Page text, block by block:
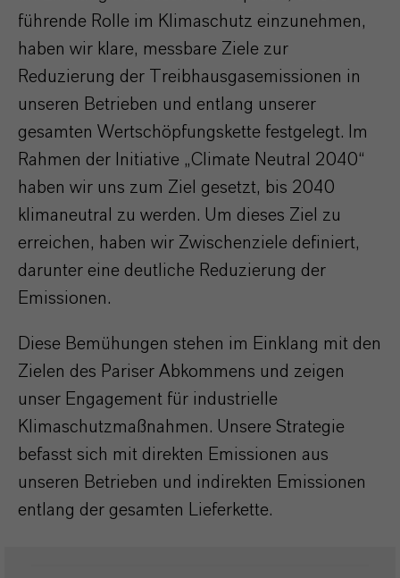
führende Rolle im Klimaschutz einzunehmen,
haben wir klare, messbare Ziele zur
Reduzierung der Treibhausgasemissionen in
unseren Betrieben und entlang unserer
gesamten Wertschöpfungskette festgelegt. Im
Rahmen der Initiative „Climate Neutral 2040“
haben wir uns zum Ziel gesetzt, bis 2040
klimaneutral zu werden. Um dieses Ziel zu
erreichen, haben wir Zwischenziele definiert,
darunter eine deutliche Reduzierung der
Emissionen.
Diese Bemühungen stehen im Einklang mit den
Zielen des Pariser Abkommens und zeigen
unser Engagement für industrielle
Klimaschutzmaßnahmen. Unsere Strategie
befasst sich mit direkten Emissionen aus
unseren Betrieben und indirekten Emissionen
entlang der gesamten Lieferkette.